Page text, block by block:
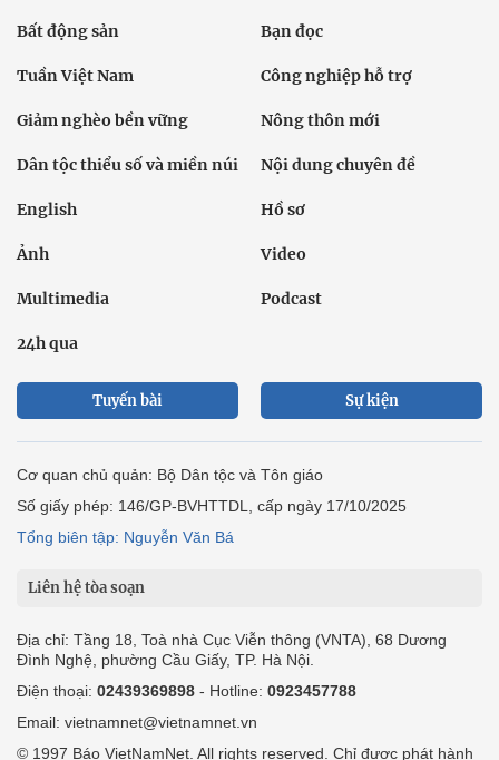
Bất động sản Bạn đọc
Tuần Việt Nam Công nghiệp hỗ trợ
Giảm nghèo bền vững Nông thôn mới
Dân tộc thiểu số và miền núi Nội dung chuyên đề
English Hồ sơ
Ảnh Video
Multimedia Podcast
24h qua
Tuyến bài Sự kiện
Cơ quan chủ quản: Bộ Dân tộc và Tôn giáo
Số giấy phép: 146/GP-BVHTTDL, cấp ngày 17/10/2025
Tổng biên tập: Nguyễn Văn Bá
Liên hệ tòa soạn
Địa chỉ: Tầng 18, Toà nhà Cục Viễn thông (VNTA), 68 Dương
Đình Nghệ, phường Cầu Giấy, TP. Hà Nội.
Điện thoại: 02439369898 - Hotline: 0923457788
Email: vietnamnet@vietnamnet.vn
© 1997 Báo VietNamNet. All rights reserved. Chỉ được phát hành